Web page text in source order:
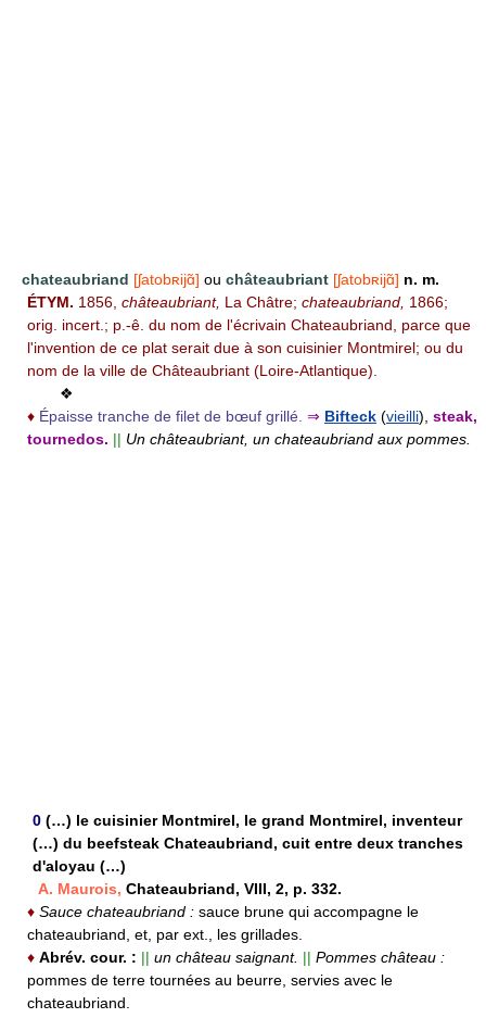
chateaubriand [ʃatobʀijɑ̃] ou châteaubriant [ʃatobʀijɑ̃] n. m.
ÉTYM. 1856, châteaubriant, La Châtre; chateaubriand, 1866;
orig. incert.; p.-ê. du nom de l'écrivain Chateaubriand, parce que
l'invention de ce plat serait due à son cuisinier Montmirel; ou du
nom de la ville de Châteaubriant (Loire-Atlantique).
❖
♦ Épaisse tranche de filet de bœuf grillé. ⇒ Bifteck (vieilli), steak,
tournedos. || Un châteaubriant, un chateaubriand aux pommes.
0 (…) le cuisinier Montmirel, le grand Montmirel, inventeur
(…) du beefsteak Chateaubriand, cuit entre deux tranches
d'aloyau (…)
A. Maurois, Chateaubriand, VIII, 2, p. 332.
♦ Sauce chateaubriand : sauce brune qui accompagne le
chateaubriand, et, par ext., les grillades.
♦ Abrév. cour. : || un château saignant. || Pommes château :
pommes de terre tournées au beurre, servies avec le
chateaubriand.